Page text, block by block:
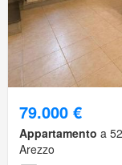
79.000 €
Appartamento a
Arezzo